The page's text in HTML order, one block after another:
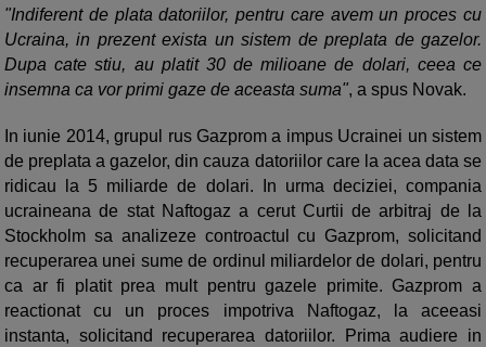
"Indiferent de plata datoriilor, pentru care avem un proces cu
Ucraina, in prezent exista un sistem de preplata de gazelor.
Dupa cate stiu, au platit 30 de milioane de dolari, ceea ce
insemna ca vor primi gaze de aceasta suma", a spus Novak.
In iunie 2014, grupul rus Gazprom a impus Ucrainei un sistem
de preplata a gazelor, din cauza datoriilor care la acea data se
ridicau la 5 miliarde de dolari. In urma deciziei, compania
ucraineana de stat Naftogaz a cerut Curtii de arbitraj de la
Stockholm sa analizeze controactul cu Gazprom, solicitand
recuperarea unei sume de ordinul miliardelor de dolari, pentru
ca ar fi platit prea mult pentru gazele primite. Gazprom a
reactionat cu un proces impotriva Naftogaz, la aceeasi
instanta, solicitand recuperarea datoriilor. Prima audiere in